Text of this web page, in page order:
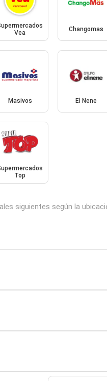
Vea
Changomas
Masivos El Nene
Top
siguientes según la